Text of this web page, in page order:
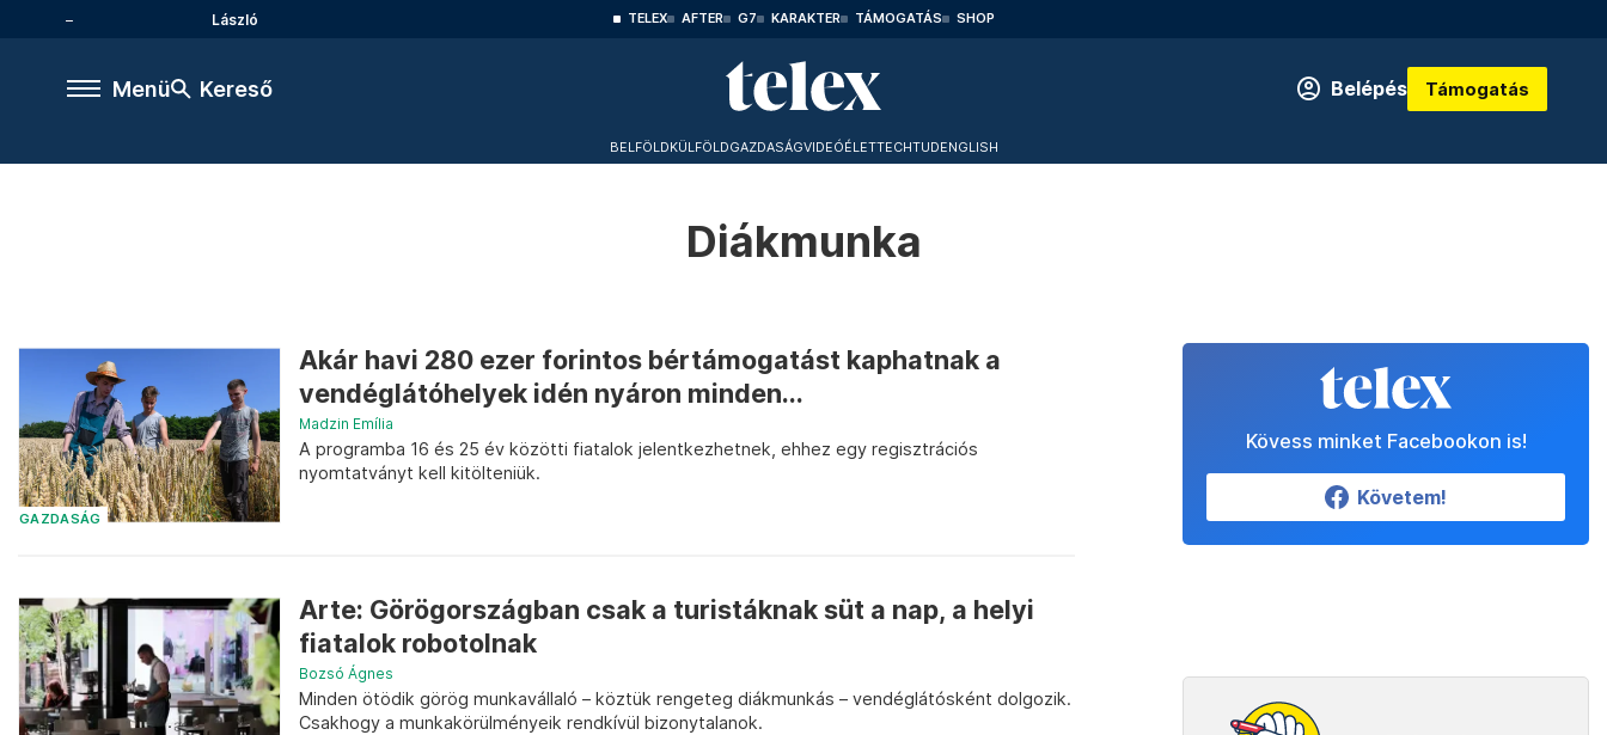
László TELEX AFTER G7 KARAKTER TÁMOGATÁS SHOP
Menü Kereső Belépés Támogatás
BELFÖLDKÜLFÖLDGAZDASÁGVIDEÓÉLETTECHTUDENGLISH
Diákmunka
GAZDASÁG
Akár havi 280 ezer forintos bértámogatást kaphatnak a
vendéglátóhelyek idén nyáron minden...
Madzin Emília
A programba 16 és 25 év közötti fiatalok jelentkezhetnek, ehhez egy regisztrációs
nyomtatványt kell kitölteniük.
Arte: Görögországban csak a turistáknak süt a nap, a helyi
fiatalok robotolnak
Bozsó Ágnes
Minden ötödik görög munkavállaló – köztük rengeteg diákmunkás – vendéglátósként dolgozik.
Csakhogy a munkakörülményeik rendkívül bizonytalanok.
Kövess minket Facebookon is!
Követem!